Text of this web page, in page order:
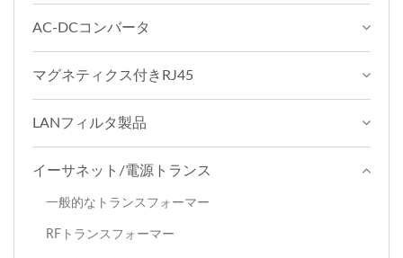
AC-DCコンバータ
マグネティクス付きRJ45
LANフィルタ製品
イーサネット/電源トランス
一般的なトランスフォーマー
RFトランスフォーマー